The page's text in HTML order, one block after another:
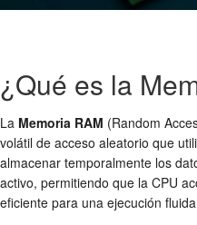
¿Qué es la
La Memoria RAM (Random
volátil de acceso aleatorio que
almacenar temporalmente los
activo, permitiendo que la CPU
eficiente para una ejecución